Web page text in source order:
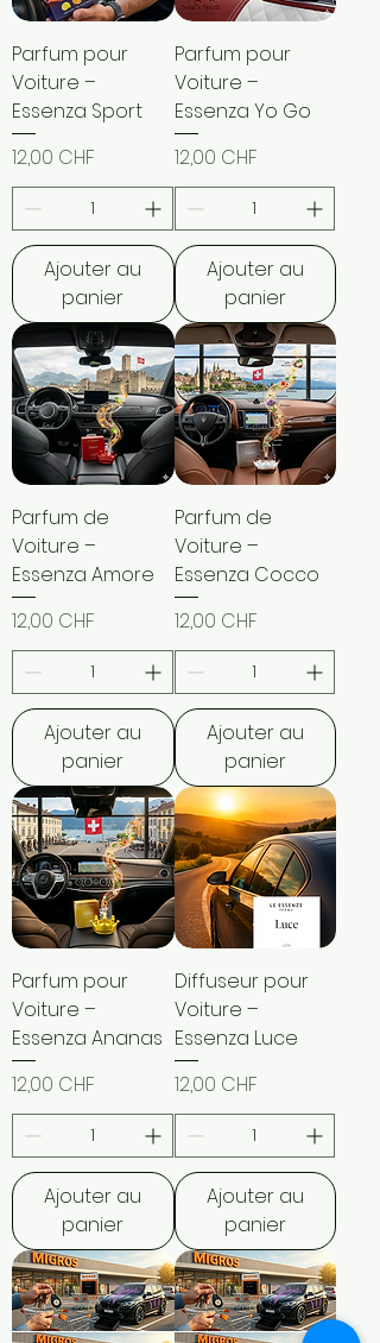
Parfum pour
Voiture –
Essenza Sport
Prix
12,00 CHF
Ajouter au
panier
Parfum pour
Voiture –
Essenza Yo Go
Prix
12,00 CHF
Ajouter au
panier
Parfum de
Voiture –
Essenza Amore
Prix
12,00 CHF
Ajouter au
panier
Parfum de
Voiture –
Essenza Cocco
Prix
12,00 CHF
Ajouter au
panier
Parfum pour
Voiture –
Essenza Ananas
Prix
12,00 CHF
Ajouter au
panier
Diffuseur pour
Voiture –
Essenza Luce
Prix
12,00 CHF
Ajouter au
panier